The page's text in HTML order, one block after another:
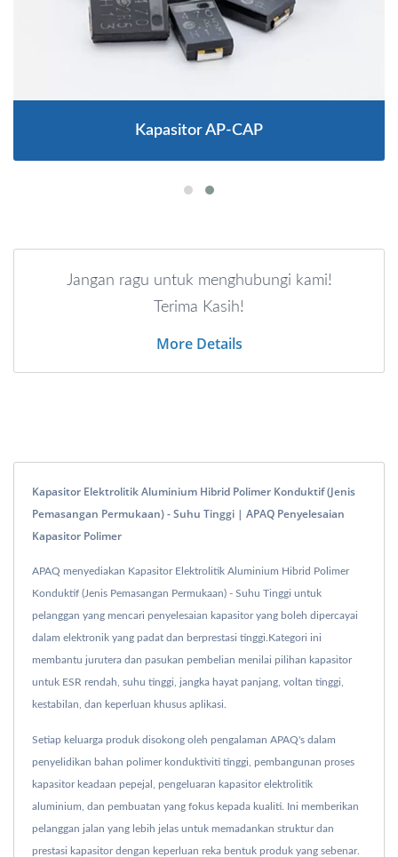
Kapasitor AP-CAP
Jangan ragu untuk menghubungi kami!
Terima Kasih!
More Details
Kapasitor Elektrolitik Aluminium Hibrid Polimer Konduktif (Jenis
Pemasangan Permukaan) - Suhu Tinggi | APAQ Penyelesaian
Kapasitor Polimer
APAQ menyediakan Kapasitor Elektrolitik Aluminium Hibrid Polimer
Konduktif (Jenis Pemasangan Permukaan) - Suhu Tinggi untuk
pelanggan yang mencari penyelesaian kapasitor yang boleh dipercayai
dalam elektronik yang padat dan berprestasi tinggi.Kategori ini
membantu jurutera dan pasukan pembelian menilai pilihan kapasitor
untuk ESR rendah, suhu tinggi, jangka hayat panjang, voltan tinggi,
kestabilan, dan keperluan khusus aplikasi.
Setiap keluarga produk disokong oleh pengalaman APAQ's dalam
penyelidikan bahan polimer konduktiviti tinggi, pembangunan proses
kapasitor keadaan pepejal, pengeluaran kapasitor elektrolitik
aluminium, dan pembuatan yang fokus kepada kualiti. Ini memberikan
pelanggan jalan yang lebih jelas untuk memadankan struktur dan
prestasi kapasitor dengan keperluan reka bentuk produk yang sebenar.